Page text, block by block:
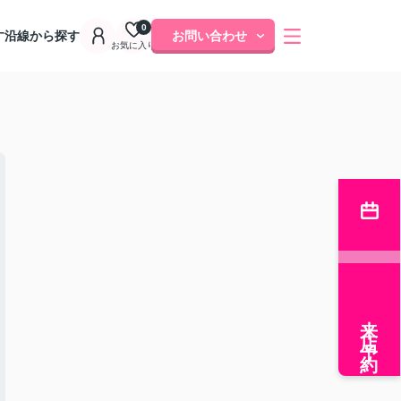
沿線から探す
お気に入り
0
お問い合わせ
来店予約